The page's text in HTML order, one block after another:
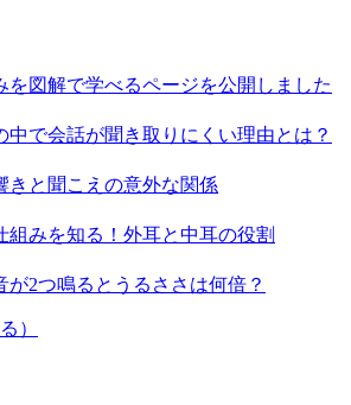
を図解で学べるページを公開しました
中で会話が聞き取りにくい理由とは？
きと聞こえの意外な関係
組みを知る！外耳と中耳の役割
が2つ鳴るとうるささは何倍？
）